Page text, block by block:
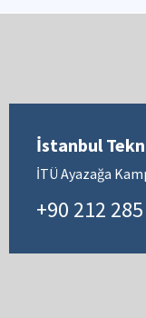
İstanbul
İTÜ Ayazağa
+90 212